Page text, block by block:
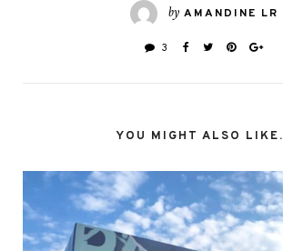
by AMANDINE LR
3
YOU MIGHT ALSO